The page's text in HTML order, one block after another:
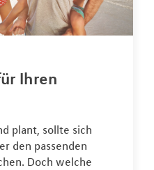
Ihren
plant, sollte sich
den passenden
Doch welche